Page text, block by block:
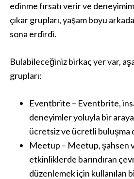
edinme fırsatı verir ve
çıkar grupları, yaşam boyu
sona erdirdi.
Bulabileceğiniz birkaç yer var,
grupları:
Eventbrite – Eventbrite,
deneyimler yoluyla bir
ücretsiz ve ücretli buluşma
Meetup – Meetup, şahsen
etkinliklerde barındıran
düzenlemek için kullanılan